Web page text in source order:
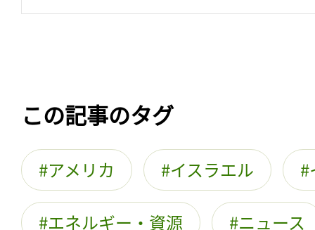
この記事のタグ
アメリカ イスラエル
エネルギー・資源 ニュース